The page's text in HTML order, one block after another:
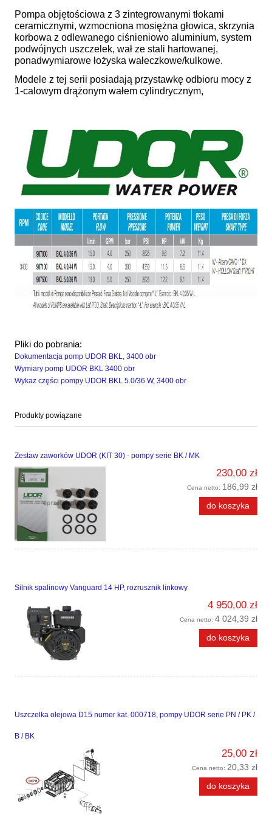
Pompa objętościowa z 3 zintegrowanymi tłokami
ceramicznymi, wzmocniona mosiężna głowica, skrzynia
korbowa z odlewanego ciśnieniowo aluminium, system
podwójnych uszczelek, wał ze stali hartowanej,
ponadwymiarowe łożyska wałeczkowe/kulkowe.
Modele z tej serii posiadają przystawkę odbioru mocy z
1-calowym drążonym wałem cylindrycznym,
Pliki do pobrania:
Dokumentacja pomp UDOR BKL, 3400 obr
Wymiary pomp UDOR BKL 3400 obr
Wykaz części pompy UDOR BKL 5.0/36 W, 3400 obr
Produkty powiązane
Zestaw zaworków UDOR (KIT 30) - pompy serie BK / MK
230,00 zł
Cena netto: 186,99 zł
do koszyka
Silnik spalinowy Vanguard 14 HP, rozrusznik linkowy
4 950,00 zł
Cena netto: 4 024,39 zł
do koszyka
Uszczelka olejowa D15 numer kat. 000718, pompy UDOR serie PN / PK /
B / BK
25,00 zł
Cena netto: 20,33 zł
do koszyka